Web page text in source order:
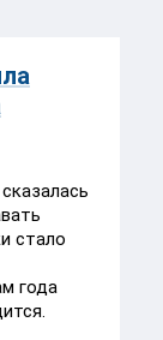
стало
года